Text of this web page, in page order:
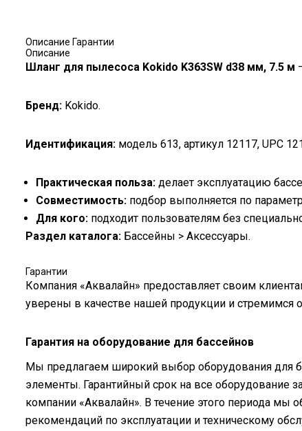
Описание Гарантии
Описание
Шланг для пылесоса Kokido K363SW d38 мм, 7.5 м
Бренд: Kokido.
Идентификация: модель 613, артикул 12117, UPC
Практическая польза: делает эксплуатацию
Совместимость: подбор выполняется по
Для кого: подходит пользователям без
Раздел каталога: Бассейны > Аксессуары.
Гарантии
Компания «Аквалайн» предоставляет своим
уверены в качестве нашей продукции и стремимся
Гарантия на оборудование для бассейнов
Мы предлагаем широкий выбор оборудования для
элементы. Гарантийный срок на все оборудование
компании «Аквалайн». В течение этого периода
рекомендаций по эксплуатации и техническому